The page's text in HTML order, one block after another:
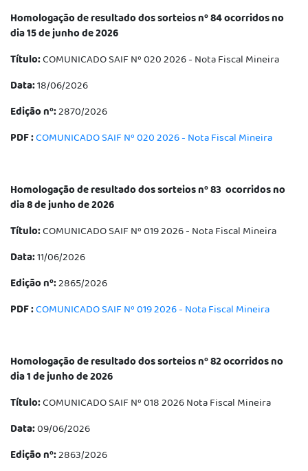
Homologação de resultado dos sorteios nº 84 ocorridos no
dia 15 de junho de 2026
Título:COMUNICADO SAIF Nº 020 2026 - Nota Fiscal Mineira
Data:18/06/2026
Edição nº:2870/2026
PDF :COMUNICADO SAIF Nº 020 2026 - Nota Fiscal Mineira
Homologação de resultado dos sorteios nº 83 ocorridos no
dia 8 de junho de 2026
Título:COMUNICADO SAIF Nº 019 2026 - Nota Fiscal Mineira
Data:11/06/2026
Edição nº:2865/2026
PDF :COMUNICADO SAIF Nº 019 2026 - Nota Fiscal Mineira
Homologação de resultado dos sorteios nº 82 ocorridos no
dia 1 de junho de 2026
Título:COMUNICADO SAIF Nº 018 2026 Nota Fiscal Mineira
Data:09/06/2026
Edição nº:2863/2026